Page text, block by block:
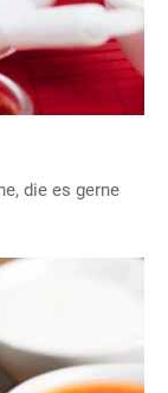
die es gerne